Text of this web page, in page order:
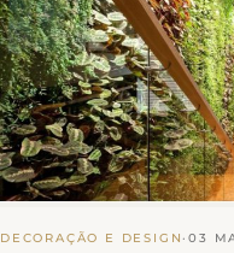
DECORAÇÃO E DESIGN·03